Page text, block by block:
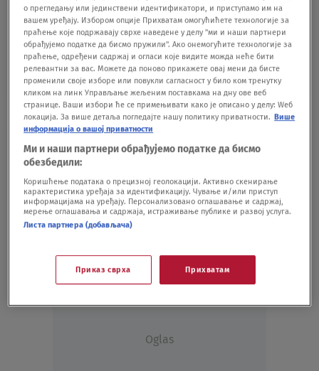
BOMBAŠ SAMUBICA EKSPLOZIJA
Pratite nas na društvenim mrežama:
Koje je tvoje mišljenje o ovoj temi?
Učestvuj u diskusiji ili pročitaj komentare
Budite prvi koji će ostaviti komentar
Oglas
о прегледању или јединствени идентификатори, и приступамо им на
вашем уређају. Избором опције Прихватам омогућићете технологије за
праћење које подржавају сврхе наведене у делу "ми и наши партнери
обрађујемо податке да бисмо пружили". Ако онемогућите технологије за
праћење, одређени садржај и огласи које видите можда неће бити
релевантни за вас. Можете да поново прикажете овај мени да бисте
променили своје изборе или повукли сагласност у било ком тренутку
кликом на линк Управљање жељеним поставкама на дну ове веб
странице. Ваши избори ће се примењивати како је описано у делу: Wеб
локација. За више детаља погледајте нашу политику приватности. Више
информација о вашој приватности
Ми и наши партнери обрађујемо податке да бисмо
обезбедили:
Коришћење података о прецизној геолокацији. Активно скенирање
карактеристика уређаја за идентификацију. Чување и/или приступ
информацијама на уређају. Персонализовано оглашавање и садржај,
мерење оглашавања и садржаја, истраживање публике и развој услуга.
Листа партнера (добављача)
Приказ сврха Прихватам